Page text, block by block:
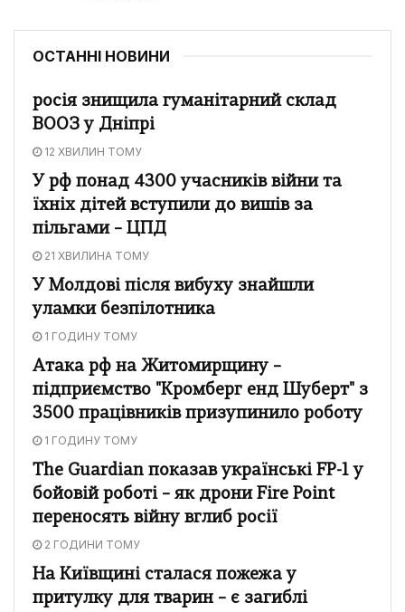
ОСТАННІ НОВИНИ
росія знищила гуманітарний склад
ВООЗ у Дніпрі
12 ХВИЛИН ТОМУ
У рф понад 4300 учасників війни та
їхніх дітей вступили до вишів за
пільгами – ЦПД
21 ХВИЛИНА ТОМУ
У Молдові після вибуху знайшли
уламки безпілотника
1 ГОДИНУ ТОМУ
Атака рф на Житомирщину –
підприємство "Кромберг енд Шуберт" з
3500 працівників призупинило роботу
1 ГОДИНУ ТОМУ
The Guardian показав українські FP-1 у
бойовій роботі – як дрони Fire Point
переносять війну вглиб росії
2 ГОДИНИ ТОМУ
На Київщині сталася пожежа у
притулку для тварин – є загиблі